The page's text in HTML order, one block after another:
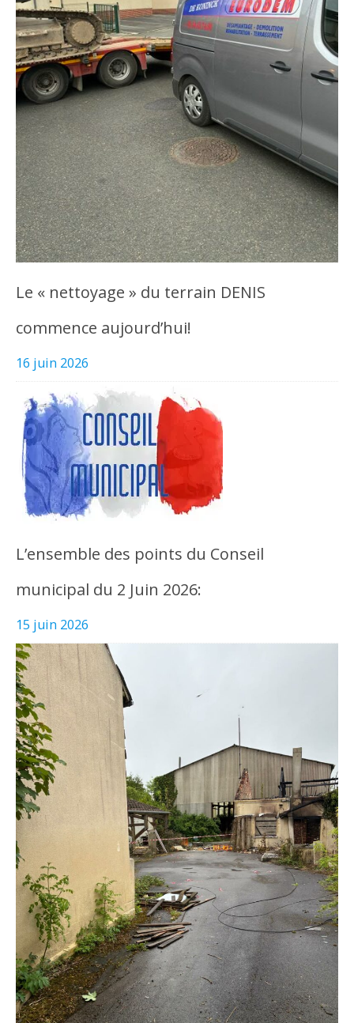
Le « nettoyage » du terrain DENIS
commence aujourd’hui!
16 juin 2026
L’ensemble des points du Conseil
municipal du 2 Juin 2026:
15 juin 2026